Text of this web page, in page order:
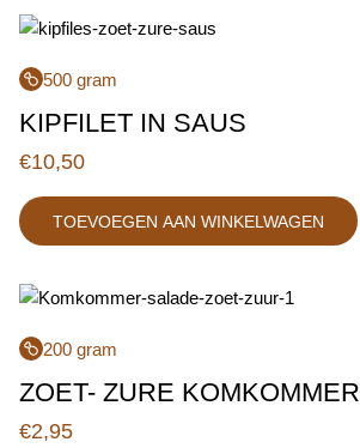
500 gram
KIPFILET IN SAUS
€10,50
TOEVOEGEN AAN WINKELWAGEN
200 gram
ZOET- ZURE KOMKOMMER
€2,95